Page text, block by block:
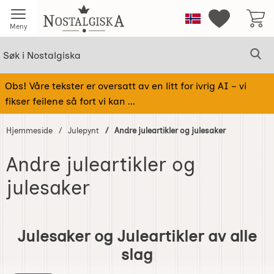
Meny Startsiden for NostalgiskaNorge Mine
Obs! Våre tekster er oversatt av en litt for ivrig AI – vi
fikser feilene så fort vi kan ...
Hjemmeside Julepynt Andre juleartikler og julesaker
Andre juleartikler og
julesaker
produkter
Julesaker og Juleartikler av alle
slag